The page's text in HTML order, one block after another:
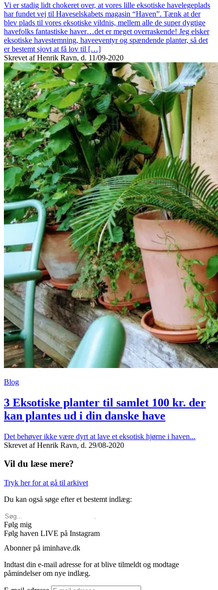
Vi er stadig lidt chokeret over, at vores lille eksotiske havelegeplads
har fundet vej til Haveselskabets magasin “Haven”. Tænk at der
blev plads til vores eksotiske vildnis, mellem alle de super dygtige
havefolks fantastiske haver…det er meget overraskende! Jeg elsker
eksotiske havestemning, haveeventyr og spændende planter, så det
er bestemt sjovt at få lov til […]
Skrevet af Henrik Ravn, d. 11/09-2020
Blog
3 Eksotiske planter til samlet 100 kr. der
kan plantes ud i din danske have
Det behøver ikke være dyrt at lave et eksotisk hjørne i haven...
Skrevet af Henrik Ravn, d. 29/08-2020
Vil du læse mere?
Tryk her for at gå til arkivet
Du kan også søge efter et bestemt indlæg:
Følg mig
Følg haven LIVE på Instagram
Abonner på iminhave.dk
Indtast din e-mail adresse for at blive tilmeldt og modtage
påmindelser om nye indlæg.